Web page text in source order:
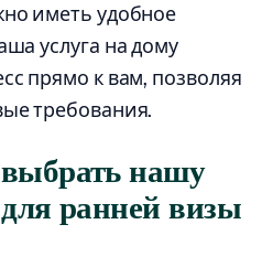
иметь удобное
услуга на дому
прямо к вам, позволяя
требования.
нашу
ранней визы